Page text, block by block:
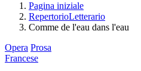
Pagina iniziale
RepertorioLetterario
Comme de l'eau dans l'eau
Opera Prosa
Francese